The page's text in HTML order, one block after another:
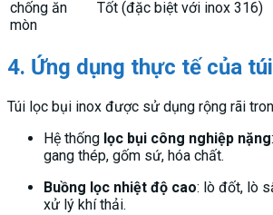
chống ăn
mòn
Tốt (đặc biệt với inox 316)
4. Ứng dụng thực tế của
Túi lọc bụi inox được sử dụng rộng rãi
Hệ thống lọc bụi công nghiệp nặng
gang thép, gốm sứ, hóa chất.
Buồng lọc nhiệt độ cao: lò đốt, lò
xử lý khí thải.